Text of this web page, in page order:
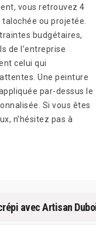
vous retrouvez 4
ou projetée.
budgétaires,
de l’entreprise
celui qui
Une peinture
par-dessus le
Si vous êtes
n’hésitez pas à
avec Artisan